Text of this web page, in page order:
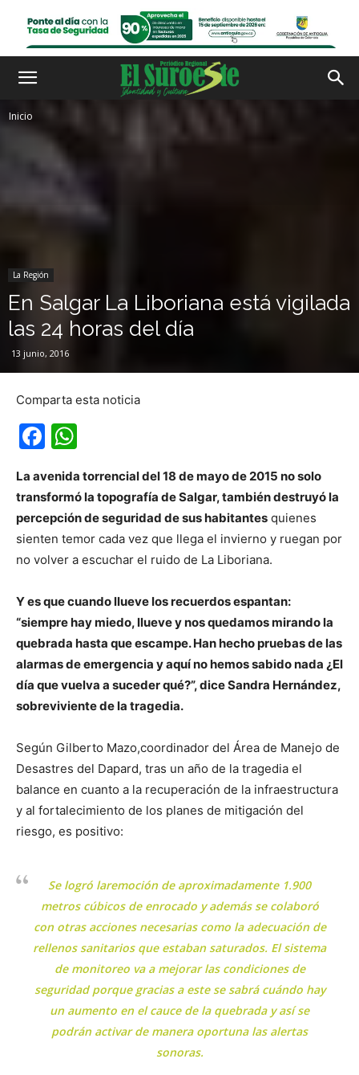
Inicio
La Región
En Salgar La Liboriana está vigilada
las 24 horas del día
13 junio, 2016
Comparta esta noticia
Facebook
La avenida torrencial del 18 de mayo de 2015 no solo
transformó la topografía de Salgar, también destruyó la
percepción de seguridad de sus habitantes quienes
sienten temor cada vez que llega el invierno y ruegan por
no volver a escuchar el ruido de La Liboriana.
Y es que cuando llueve los recuerdos espantan:
“siempre hay miedo, llueve y nos quedamos mirando la
quebrada hasta que escampe. Han hecho pruebas de las
alarmas de emergencia y aquí no hemos sabido nada ¿El
día que vuelva a suceder qué?”, dice Sandra Hernández,
sobreviviente de la tragedia.
Según Gilberto Mazo,coordinador del Área de Manejo de
Desastres del Dapard, tras un año de la tragedia el
balance en cuanto a la recuperación de la infraestructura
y al fortalecimiento de los planes de mitigación del
riesgo, es positivo:
Se logró laremoción de aproximadamente 1.900
metros cúbicos de enrocado y además se colaboró
con otras acciones necesarias como la adecuación de
rellenos sanitarios que estaban saturados. El sistema
de monitoreo va a mejorar las condiciones de
seguridad porque gracias a este se sabrá cuándo hay
un aumento en el cauce de la quebrada y así se
podrán activar de manera oportuna las alertas
sonoras.